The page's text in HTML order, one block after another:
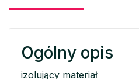
Ogólny opis
izolujący materiał